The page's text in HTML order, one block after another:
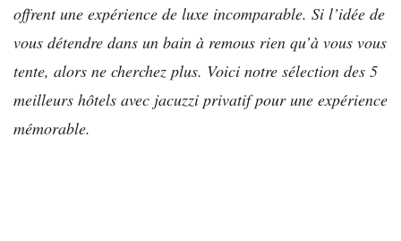
offrent une expérience de luxe incomparable. Si l’idée de
vous détendre dans un bain à remous rien qu’à vous vous
tente, alors ne cherchez plus. Voici notre sélection des 5
meilleurs hôtels avec jacuzzi privatif pour une expérience
mémorable.